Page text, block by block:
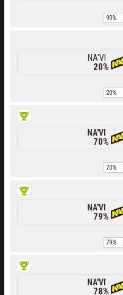
90%
NA'VI
20%
20%
NA'VI
70%
70%
NA'VI
79%
79%
NA'VI
78%